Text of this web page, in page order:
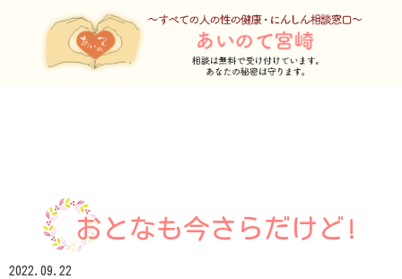
おとなも今さらだけど!
2022.09.22